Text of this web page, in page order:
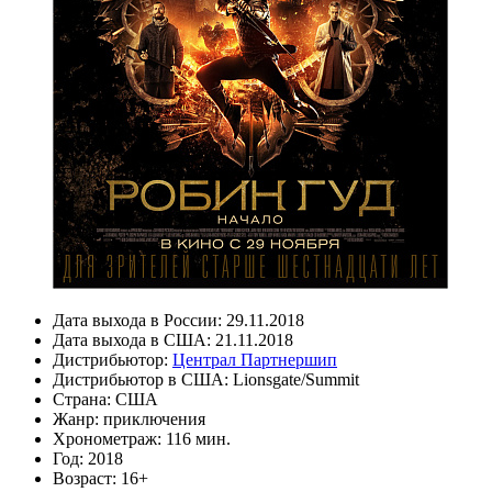
Дата выхода в России: 29.11.2018
Дата выхода в США: 21.11.2018
Дистрибьютор: Централ Партнершип
Дистрибьютор в США: Lionsgate/Summit
Страна: США
Жанр: приключения
Хронометраж: 116 мин.
Год: 2018
Возраст: 16+